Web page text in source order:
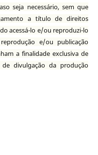
seja necessário, sem que
a título de direitos
acessá-lo e/ou reproduzi-lo
e/ou publicação
a finalidade exclusiva de
divulgação da produção